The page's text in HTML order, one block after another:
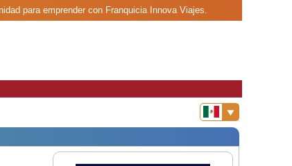
para emprender con Franquicia Innova Viajes.